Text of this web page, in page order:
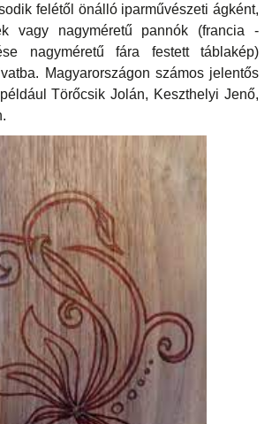
felétől önálló iparművészeti ágként,
vagy nagyméretű pannók (francia -
nagyméretű fára festett táblakép)
Magyarországon számos jelentős
Törőcsik Jolán, Keszthelyi Jenő,